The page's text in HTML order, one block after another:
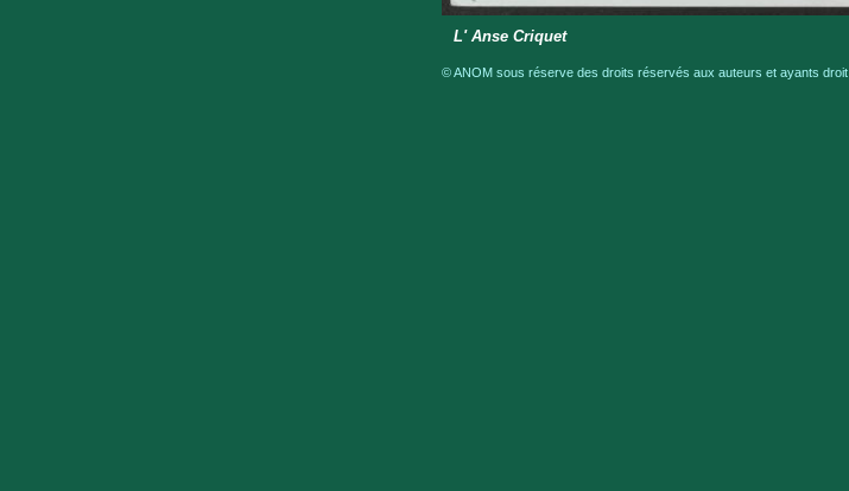
L' Anse Criquet
© ANOM sous réserve des droits réservés aux auteurs et ayants droit